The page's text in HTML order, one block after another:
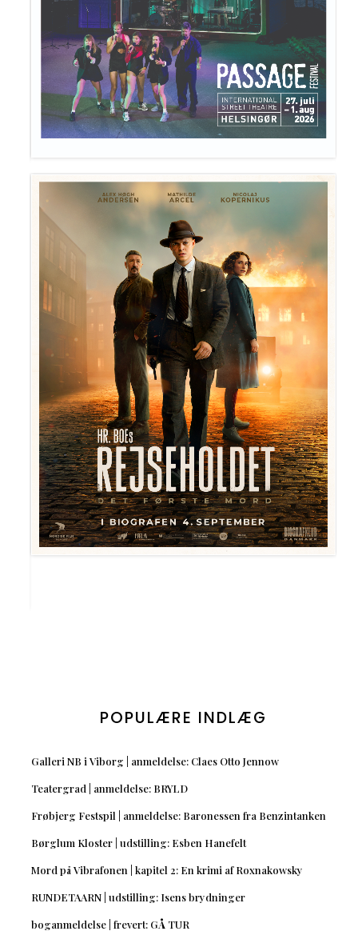
POPULÆRE INDLÆG
Galleri NB i Viborg | anmeldelse: Claes Otto Jennow
Teatergrad | anmeldelse: BRYLD
Frøbjerg Festspil | anmeldelse: Baronessen fra Benzintanken
Børglum Kloster | udstilling: Esben Hanefelt
Mord på Vibrafonen | kapitel 2: En krimi af Roxnakowsky
RUNDETAARN | udstilling: Isens brydninger
boganmeldelse | frevert: GÅ TUR